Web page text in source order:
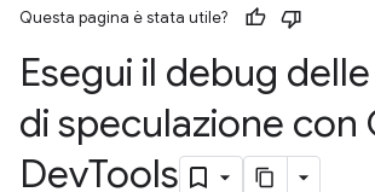
Questa pagina è stata utile?
Esegui il debug
di speculazione con
DevTools